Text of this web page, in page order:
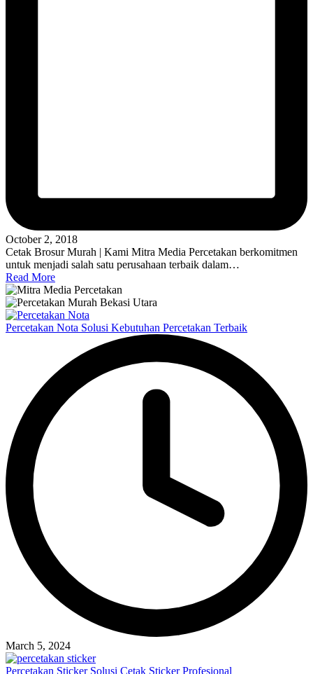
October 2, 2018
Cetak Brosur Murah | Kami Mitra Media Percetakan berkomitmen
untuk menjadi salah satu perusahaan terbaik dalam…
Read More
Percetakan Nota Solusi Kebutuhan Percetakan Terbaik
March 5, 2024
Percetakan Sticker Solusi Cetak Sticker Profesional